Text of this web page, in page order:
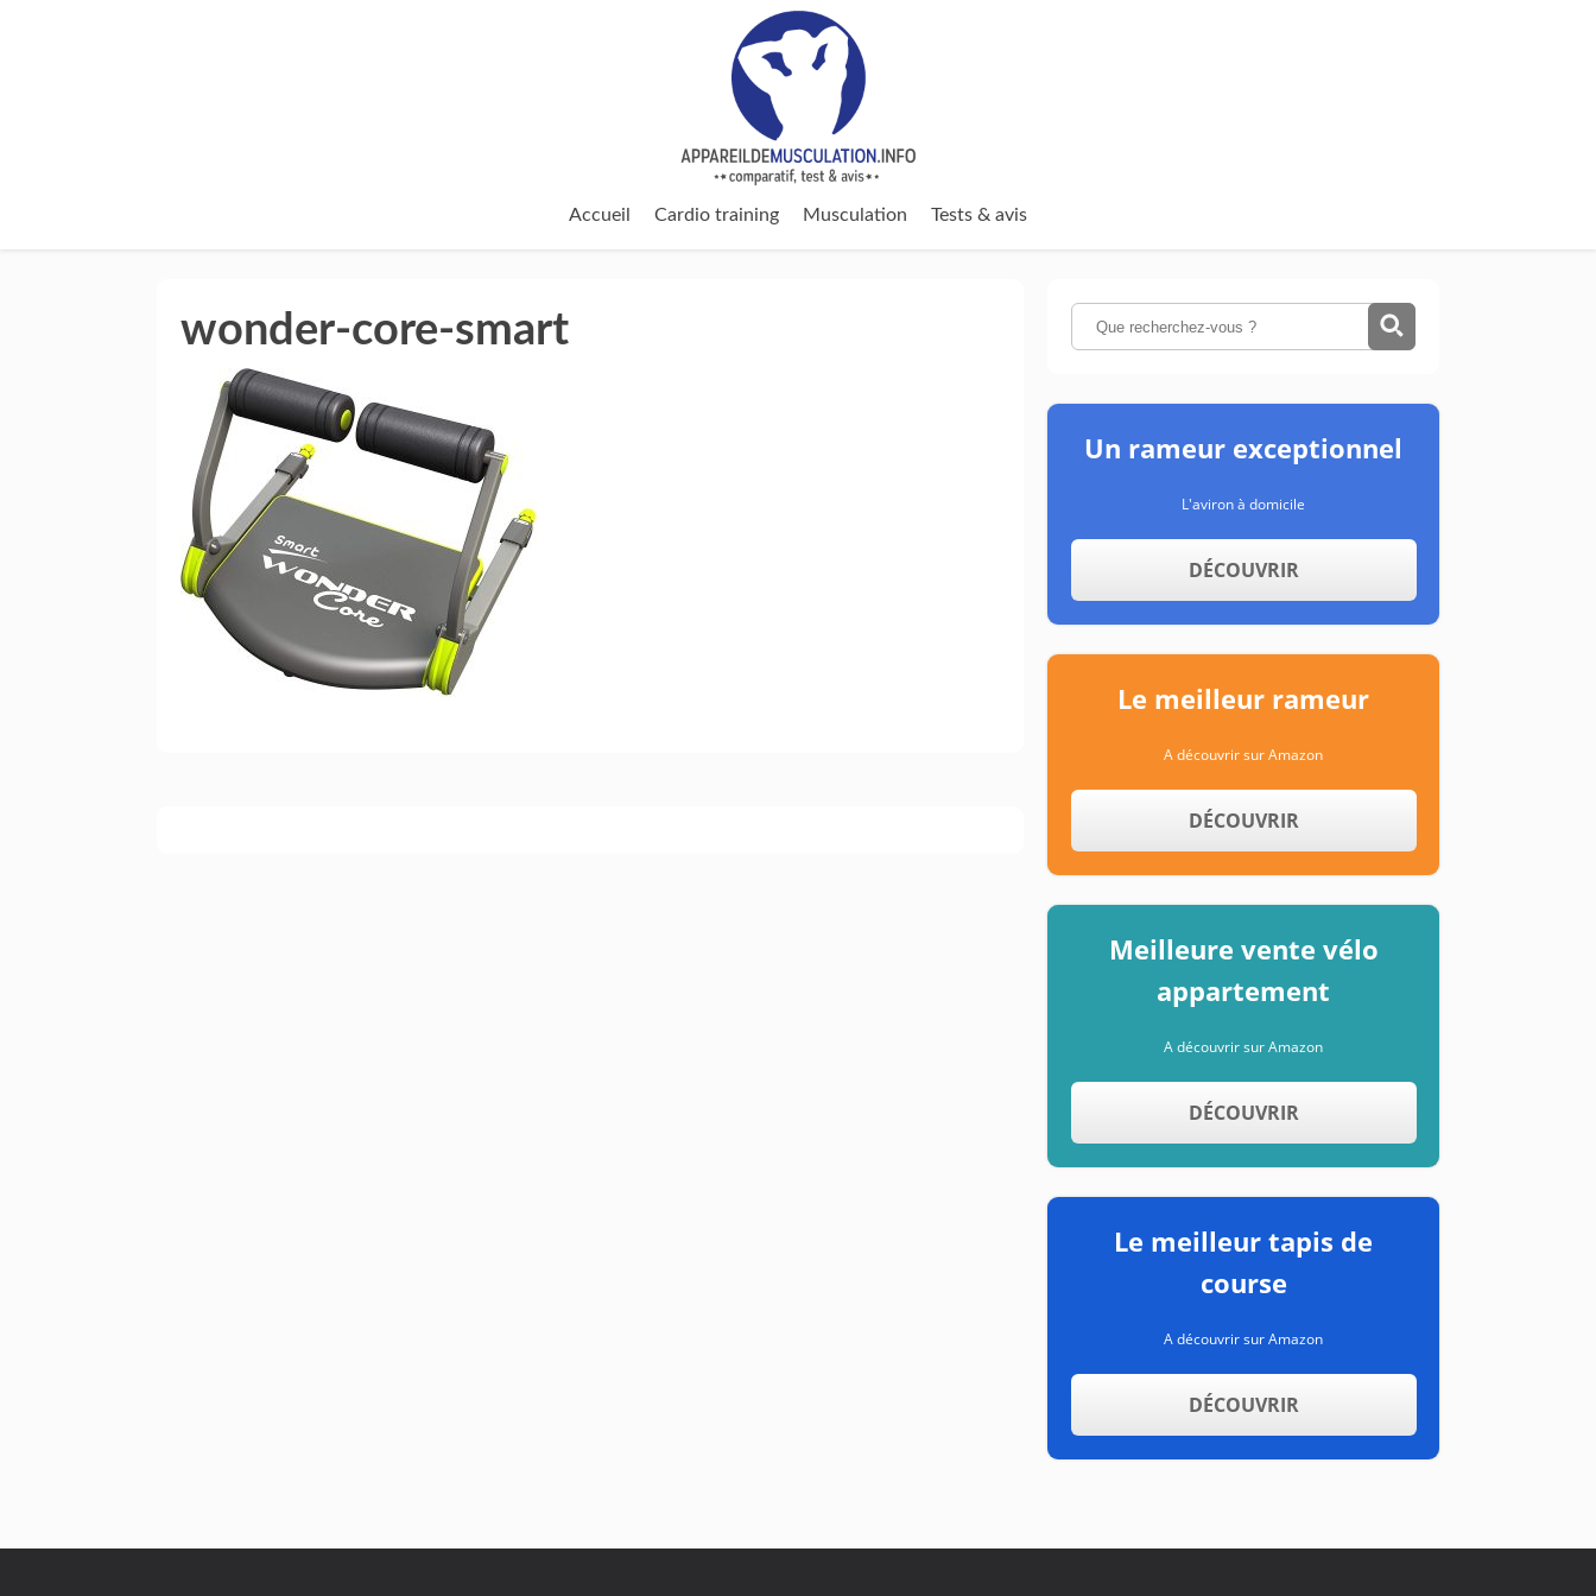
Accueil Cardio training Musculation Tests & avis
wonder-core-smart
Un rameur exceptionnel
L'aviron à domicile
DÉCOUVRIR
Le meilleur rameur
A découvrir sur Amazon
DÉCOUVRIR
Meilleure vente vélo
appartement
A découvrir sur Amazon
DÉCOUVRIR
Le meilleur tapis de
course
A découvrir sur Amazon
DÉCOUVRIR